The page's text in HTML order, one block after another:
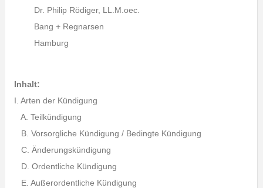
Dr. Philip Rödiger, LL.M.oec.
Bang + Regnarsen
Hamburg
Inhalt:
I. Arten der Kündigung
A. Teilkündigung
B. Vorsorgliche Kündigung / Bedingte Kündigung
C. Änderungskündigung
D. Ordentliche Kündigung
E. Außerordentliche Kündigung